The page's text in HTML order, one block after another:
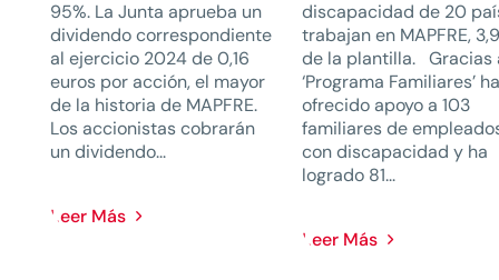
95%. La Junta aprueba un
dividendo correspondiente
al ejercicio 2024 de 0,16
euros por acción, el mayor
de la historia de MAPFRE.
Los accionistas cobrarán
un dividendo...
Leer Más
discapacidad de 20
trabajan en MAPFRE,
de la plantilla. Gracias
‘Programa Familiares’
ofrecido apoyo a 103
familiares de
con discapacidad y ha
logrado 81...
Leer Más